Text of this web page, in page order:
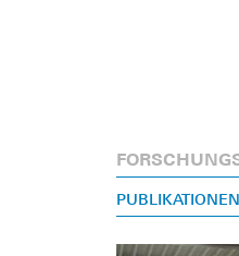
PUBLIKATIONEN